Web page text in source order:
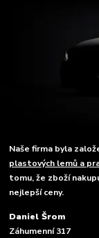
Naše firma byla
plastových lemů a
tomu, že zboží
nejlepší ceny.
Daniel Šrom
Záhumenní 317